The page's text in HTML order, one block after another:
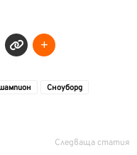
Сноуборд
Следваща статия